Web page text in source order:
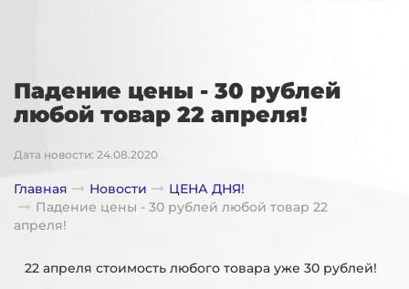
Падение цены - 30 рублей
любой товар 22 апреля!
Дата новости: 24.08.2020
Главная Новости
ЦЕНА ДНЯ!
Падение цены - 30 рублей любой товар 22
апреля!
22 апреля стоимость любого товара уже 30 рублей!